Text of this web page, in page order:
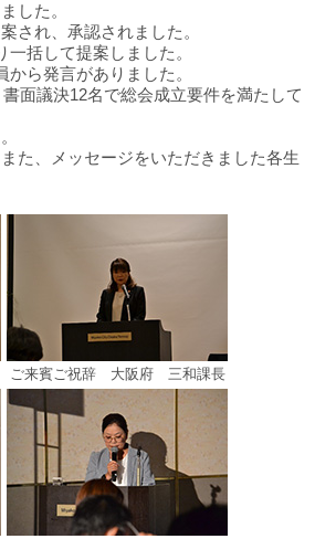
した。
され、承認されました。
括して提案しました。
ら発言がありました。
面議決12名で総会成立要件を満たして
た、メッセージをいただきました各生
ご来賓ご祝辞 大阪府 三和課長